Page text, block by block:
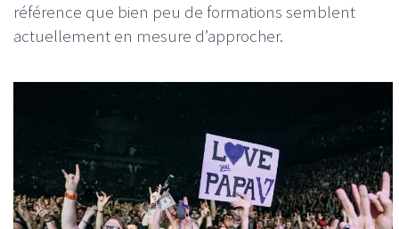
référence que bien peu de formations semblent
actuellement en mesure d’approcher.